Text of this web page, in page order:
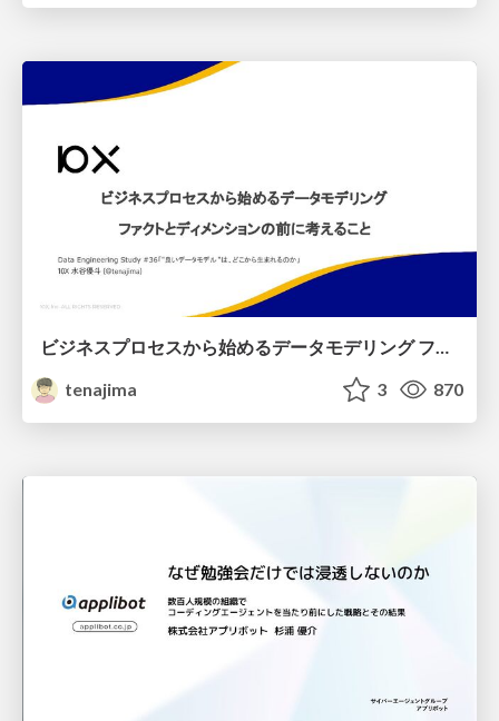
ビジネスプロセスから始めるデータモデリング ファクトとディメンションの前に考えること
tenajima
3 870